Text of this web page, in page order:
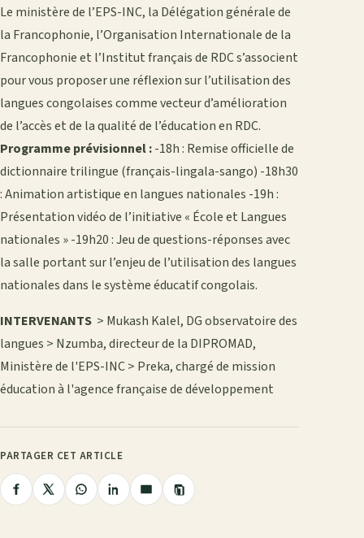
Le ministère de l’EPS-INC, la Délégation générale de
la Francophonie, l’Organisation Internationale de la
Francophonie et l’Institut français de RDC s’associent
pour vous proposer une réflexion sur l’utilisation des
langues congolaises comme vecteur d’amélioration
de l’accès et de la qualité de l’éducation en RDC.
Programme prévisionnel :-18h : Remise officielle de
dictionnaire trilingue (français-lingala-sango) -18h30
: Animation artistique en langues nationales -19h :
Présentation vidéo de l’initiative « École et Langues
nationales » -19h20 : Jeu de questions-réponses avec
la salle portant sur l’enjeu de l’utilisation des langues
nationales dans le système éducatif congolais.
INTERVENANTS > Mukash Kalel, DG observatoire des
langues > Nzumba, directeur de la DIPROMAD,
Ministère de l'EPS-INC > Preka, chargé de mission
éducation à l'agence française de développement
PARTAGER CET ARTICLE
PartagerPartagerPartagerPartagerPartager
Copier
le